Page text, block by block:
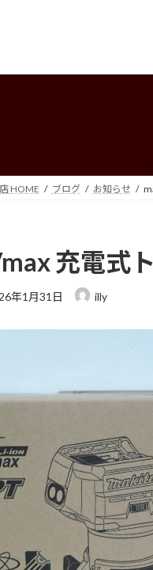
HOME ブログ お知らせ
充電式
年1月31日 illy